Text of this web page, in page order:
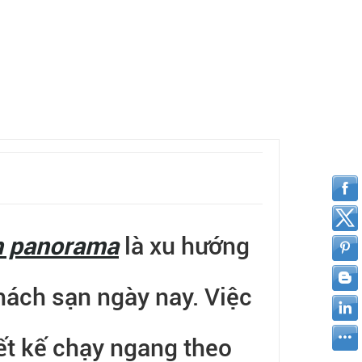
panoramalà xu hướng
sạn ngày nay. Việc
kế chạy ngang theo